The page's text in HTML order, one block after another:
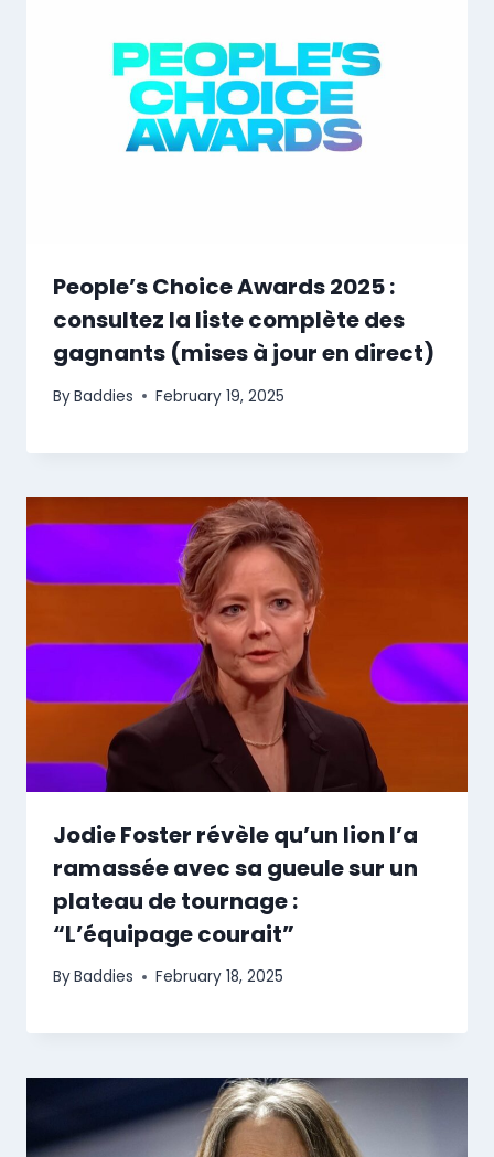
People’s Choice Awards 2025 :
consultez la liste complète des
gagnants (mises à jour en direct)
ByBaddies February 19, 2025
Jodie Foster révèle qu’un lion l’a
ramassée avec sa gueule sur un
plateau de tournage :
“L’équipage courait”
ByBaddies February 18, 2025